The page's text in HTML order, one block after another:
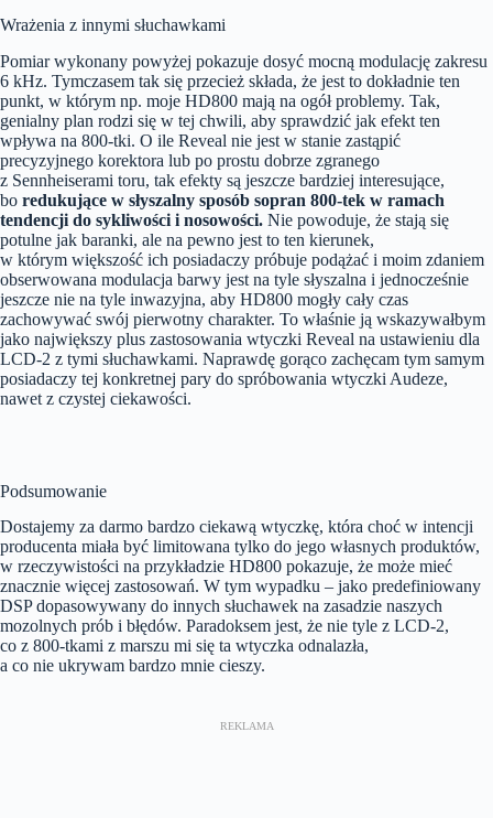
Wrażenia z innymi słuchawkami
Pomiar wykonany powyżej pokazuje dosyć mocną modulację zakresu
6 kHz. Tymczasem tak się przecież składa, że jest to dokładnie ten
punkt, w którym np. moje HD800 mają na ogół problemy. Tak,
genialny plan rodzi się w tej chwili, aby sprawdzić jak efekt ten
wpływa na 800-tki. O ile Reveal nie jest w stanie zastąpić
precyzyjnego korektora lub po prostu dobrze zgranego
z Sennheiserami toru, tak efekty są jeszcze bardziej interesujące,
bo redukujące w słyszalny sposób sopran 800-tek w ramach
tendencji do sykliwości i nosowości. Nie powoduje, że stają się
potulne jak baranki, ale na pewno jest to ten kierunek,
w którym większość ich posiadaczy próbuje podążać i moim zdaniem
obserwowana modulacja barwy jest na tyle słyszalna i jednocześnie
jeszcze nie na tyle inwazyjna, aby HD800 mogły cały czas
zachowywać swój pierwotny charakter. To właśnie ją wskazywałbym
jako największy plus zastosowania wtyczki Reveal na ustawieniu dla
LCD-2 z tymi słuchawkami. Naprawdę gorąco zachęcam tym samym
posiadaczy tej konkretnej pary do spróbowania wtyczki Audeze,
nawet z czystej ciekawości.
Podsumowanie
Dostajemy za darmo bardzo ciekawą wtyczkę, która choć w intencji
producenta miała być limitowana tylko do jego własnych produktów,
w rzeczywistości na przykładzie HD800 pokazuje, że może mieć
znacznie więcej zastosowań. W tym wypadku – jako predefiniowany
DSP dopasowywany do innych słuchawek na zasadzie naszych
mozolnych prób i błędów. Paradoksem jest, że nie tyle z LCD-2,
co z 800-tkami z marszu mi się ta wtyczka odnalazła,
a co nie ukrywam bardzo mnie cieszy.